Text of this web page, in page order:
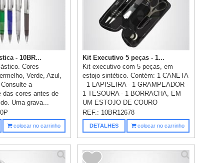
- 10BR...
Cores
Verde, Azul,
a
das cores antes de
Uma grava...
colocar no carrinho
Kit Executivo 5 peças - 1...
Kit executivo com 5 peças, em
estojo sintético. Contém: 1 CANETA
- 1 LAPISEIRA - 1 GRAMPEADOR -
1 TESOURA - 1 BORRACHA, EM
UM ESTOJO DE COURO
SINTÉTICO, N...
REF.: 10BR12678
DETALHES colocar no carrinho